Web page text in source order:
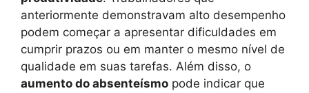
anteriormente demonstravam alto desempenho
podem começar a apresentar dificuldades em
cumprir prazos ou em manter o mesmo nível de
qualidade em suas tarefas. Além disso, o
aumento do absenteísmo pode indicar que